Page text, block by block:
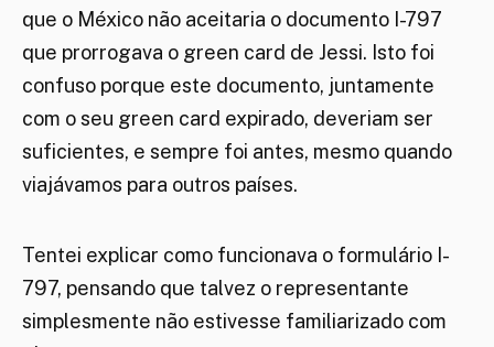
que o México não aceitaria o documento I-797
que prorrogava o green card de Jessi. Isto foi
confuso porque este documento, juntamente
com o seu green card expirado, deveriam ser
suficientes, e sempre foi antes, mesmo quando
viajávamos para outros países.
Tentei explicar como funcionava o formulário I-
797, pensando que talvez o representante
simplesmente não estivesse familiarizado com